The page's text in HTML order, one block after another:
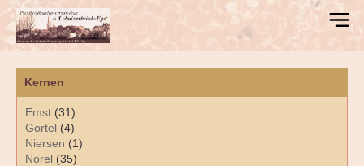
Kernen
Emst (31)
Gortel (4)
Niersen (1)
Norel (35)